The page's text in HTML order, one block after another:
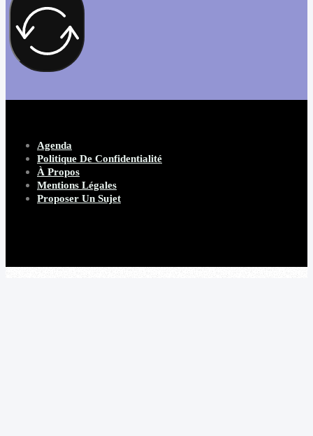
Agenda
Politique De Confidentialité
À Propos
Mentions Légales
Proposer Un Sujet